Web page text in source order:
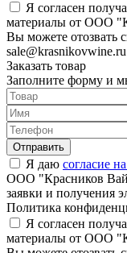
Я согласен
материалы от ООО
Вы можете отозвать
sale@krasnikovwine.ru
Заказать товар
Заполните форму и
Отправить
Я даю согласие
ООО "Красников
заявки и получения
Политика
Я согласен
материалы от ООО